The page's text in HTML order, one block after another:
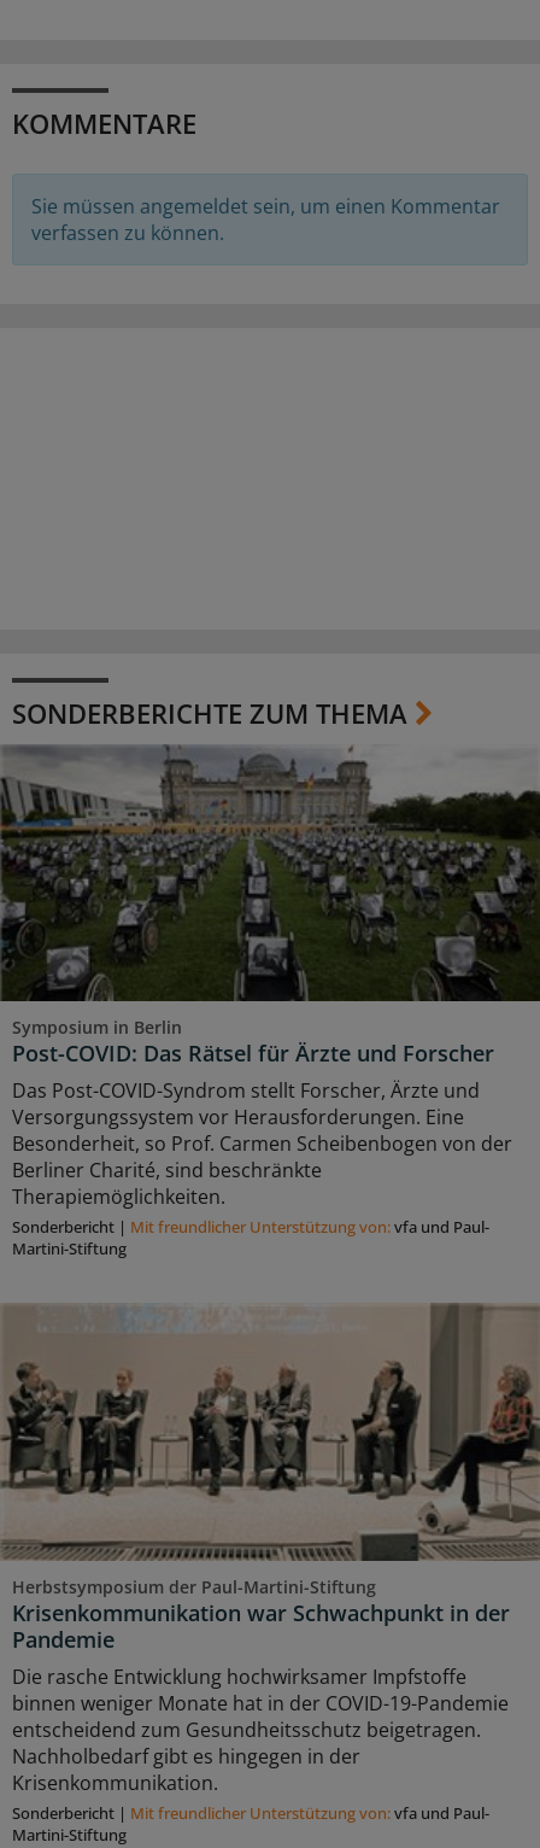
KOMMENTARE
Sie müssen angemeldet sein, um einen Kommentar
verfassen zu können.
SONDERBERICHTE ZUM THEMA
Symposium in Berlin
Post-COVID: Das Rätsel für Ärzte und Forscher
Das Post-COVID-Syndrom stellt Forscher, Ärzte und
Versorgungssystem vor Herausforderungen. Eine
Besonderheit, so Prof. Carmen Scheibenbogen von der
Berliner Charité, sind beschränkte
Therapiemöglichkeiten.
Sonderbericht | Mit freundlicher Unterstützung von:vfa und Paul-
Martini-Stiftung
Herbstsymposium der Paul-Martini-Stiftung
Krisenkommunikation war Schwachpunkt in der
Pandemie
Die rasche Entwicklung hochwirksamer Impfstoffe
binnen weniger Monate hat in der COVID-19-Pandemie
entscheidend zum Gesundheitsschutz beigetragen.
Nachholbedarf gibt es hingegen in der
Krisenkommunikation.
Sonderbericht | Mit freundlicher Unterstützung von:vfa und Paul-
Martini-Stiftung